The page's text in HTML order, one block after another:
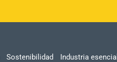
Sostenibilidad Industria esencial